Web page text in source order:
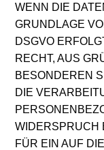
WENN DIE
GRUNDLAGE
DSGVO
RECHT, AUS
BESONDEREN
DIE
WIDERSPRUCH
FÜR EIN AUF